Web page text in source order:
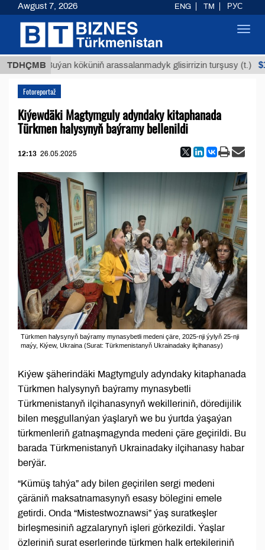
TDHÇMB
Buýan köküniň arassalanmadyk glisirrizin turşusy (t.)
Fotoreportaž
Kiýewdäki Magtymguly adyndaky kitaphanada
Türkmen halysynyň baýramy bellenildi
12:13 26.05.2025
Türkmen halysynyň baýramy mynasybetli medeni çäre, 2025-nji ýylyň 25-nji
maýy, Kiýew, Ukraina (Surat: Türkmenistanyň Ukrainadaky ilçihanasy)
Kiýew şäherindäki Magtymguly adyndaky kitaphanada
Türkmen halysynyň baýramy mynasybetli
Türkmenistanyň ilçihanasynyň wekilleriniň, döredijilik
bilen meşgullanýan ýaşlaryň we bu ýurtda ýaşaýan
türkmenleriň gatnaşmagynda medeni çäre geçirildi. Bu
barada Türkmenistanyň Ukrainadaky ilçihanasy habar
berýär.
“Kümüş tahýa” ady bilen geçirilen sergi medeni
çäräniň maksatnamasynyň esasy bölegini emele
getirdi. Onda “Mistestwoznawsi” ýaş suratkeşler
birleşmesiniň agzalarynyň işleri görkezildi. Ýaşlar
özleriniň surat eserlerinde türkmen halk ertekileriniň
Awgust 7, 2026 ENG TM РУС